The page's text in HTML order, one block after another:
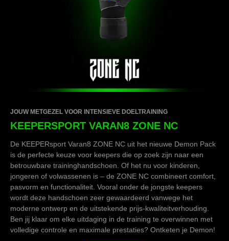
JOUW METGEZEL VOOR INTENSIEVE DOELTRAINING
KEEPERSPORT VARAN8 ZONE NC
De KEEPERsport Varan8 ZONE NC uit het nieuwe Demon Pack
is de perfecte keuze voor keepers die op zoek zijn naar een
betrouwbare traininghandschoen. Of het nu voor kinderen,
jongeren of volwassenen is – de ZONE NC combineert comfort,
pasvorm en functionaliteit. Vooral onder de jongste keepers
wordt deze handschoen zeer gewaardeerd vanwege het
moderne ontwerp en de uitstekende prijs-kwaliteitverhouding.
Ben jij klaar om elke uitdaging in de training te overwinnen met
volledige controle en maximale prestaties? Ontketen je Demon!